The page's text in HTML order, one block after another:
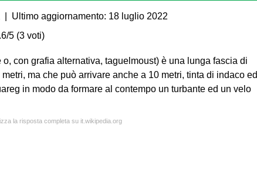
| Ultimo aggiornamento: 18 luglio 2022
5 (3 voti)
con grafia alternativa, taguelmoust) è una lunga fascia di
ma che può arrivare anche a 10 metri, tinta di indaco ed
in modo da formare al contempo un turbante ed un velo
la risposta completa su it.wikipedia.org